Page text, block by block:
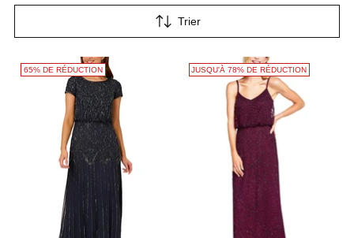
Trier
65% DE RÉDUCTION JUSQU'À 78% DE RÉDUCTION